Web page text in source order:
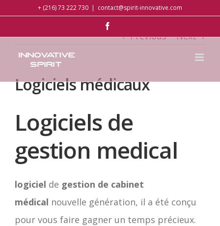
+ (216) 73 222 730 | contact@spirit-innovative.com
Previous Next
Logiciels médicaux
Logiciels de
gestion medical
logiciel de gestion de cabinet
médical nouvelle génération, il a été conçu
pour vous faire gagner un temps précieux.